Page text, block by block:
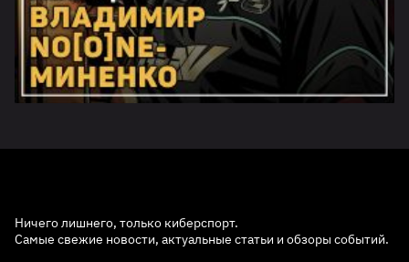
Ничего лишнего, только киберспорт.
Самые свежие новости, актуальные статьи и обзоры событий.